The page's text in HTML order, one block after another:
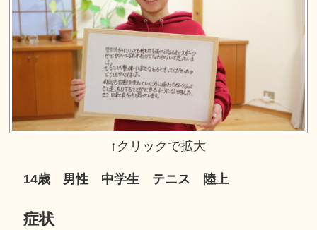
14歳 男性 中学生 テニス 陸上
症状